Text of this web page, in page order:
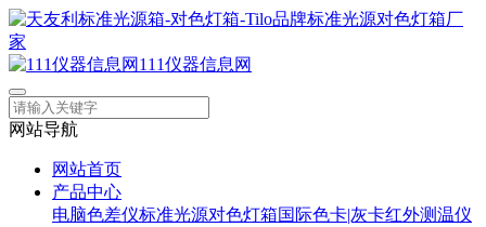
111仪器信息网
网站导航
网站首页
产品中心
电脑色差仪标准光源对色灯箱国际色卡|灰卡红外测温仪